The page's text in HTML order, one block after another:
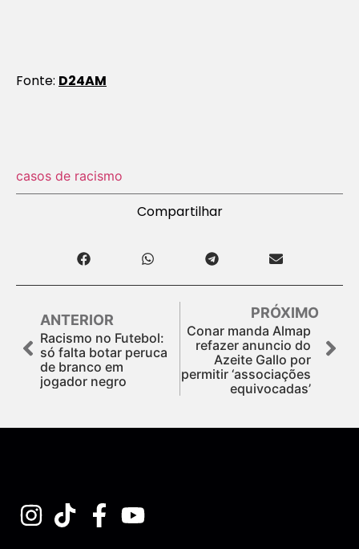
Fonte: D24AM
casos de racismo
Compartilhar
ANTERIOR
Racismo no Futebol:
só falta botar peruca
de branco em
jogador negro
PRÓXIMO
Conar manda Almap
refazer anuncio do
Azeite Gallo por
permitir ‘associações
equivocadas’